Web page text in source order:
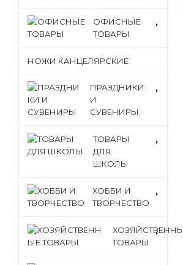
ОФИСНЫЕ
ТОВАРЫ
НОЖИ КАНЦЕЛЯРСКИЕ
ПРАЗДНИКИ
И
СУВЕНИРЫ
ТОВАРЫ
ДЛЯ
ШКОЛЫ
ХОББИ И
ТВОРЧЕСТВО
ТОВАРЫ